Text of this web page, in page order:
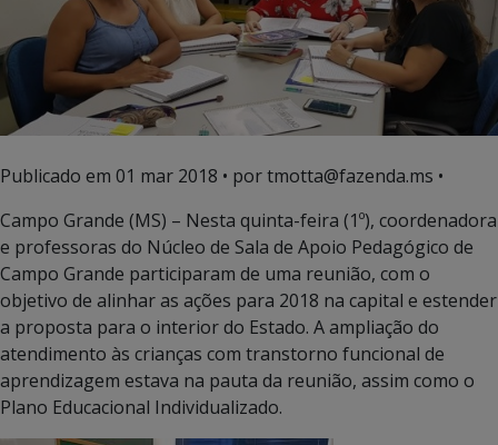
Publicado em 01 mar 2018 • por tmotta@fazenda.ms •
Campo Grande (MS) – Nesta quinta-feira (1º), coordenadora
e professoras do Núcleo de Sala de Apoio Pedagógico de
Campo Grande participaram de uma reunião, com o
objetivo de alinhar as ações para 2018 na capital e estender
a proposta para o interior do Estado. A ampliação do
atendimento às crianças com transtorno funcional de
aprendizagem estava na pauta da reunião, assim como o
Plano Educacional Individualizado.